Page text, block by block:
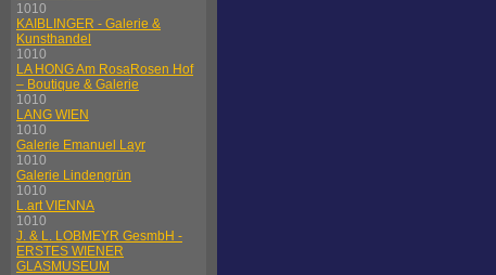
1010
KAIBLINGER - Galerie &
Kunsthandel
1010
LA HONG Am RosaRosen Hof
– Boutique & Galerie
1010
LANG WIEN
1010
Galerie Emanuel Layr
1010
Galerie Lindengrün
1010
L.art VIENNA
1010
J. & L. LOBMEYR GesmbH -
ERSTES WIENER
GLASMUSEUM